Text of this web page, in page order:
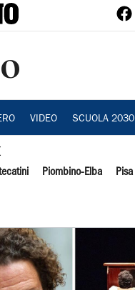
VIDEO SCUOLA 2030
Piombino-Elba Pisa